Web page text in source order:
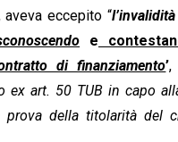
eccepito “
e
di finanziamento’
art. 50 TUB in capo
prova della titolarità del